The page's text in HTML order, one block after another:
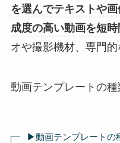
を選んでテキストや
成度の高い動画を短
オや撮影機材、専門的
動画テンプレートの種
▶︎動画テンプレートの